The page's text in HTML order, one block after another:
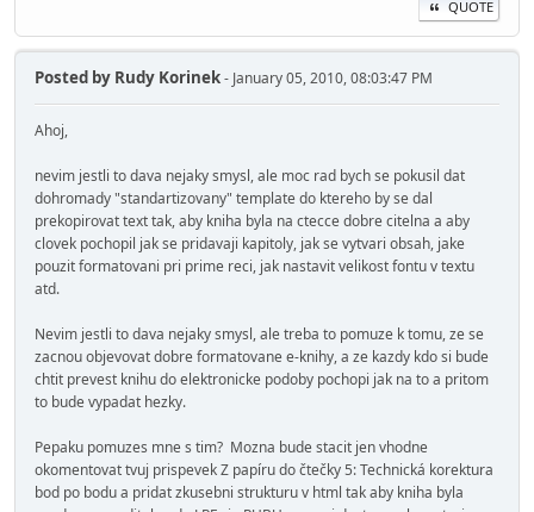
QUOTE
Posted by Rudy Korinek- January 05, 2010, 08:03:47 PM
Ahoj,
nevim jestli to dava nejaky smysl, ale moc rad bych se pokusil dat
dohromady "standartizovany" template do ktereho by se dal
prekopirovat text tak, aby kniha byla na ctecce dobre citelna a aby
clovek pochopil jak se pridavaji kapitoly, jak se vytvari obsah, jake
pouzit formatovani pri prime reci, jak nastavit velikost fontu v textu
atd.
Nevim jestli to dava nejaky smysl, ale treba to pomuze k tomu, ze se
zacnou objevovat dobre formatovane e-knihy, a ze kazdy kdo si bude
chtit prevest knihu do elektronicke podoby pochopi jak na to a pritom
to bude vypadat hezky.
Pepaku pomuzes mne s tim? Mozna bude stacit jen vhodne
okomentovat tvuj prispevek Z papíru do čtečky 5: Technická korektura
bod po bodu a pridat zkusebni strukturu v html tak aby kniha byla